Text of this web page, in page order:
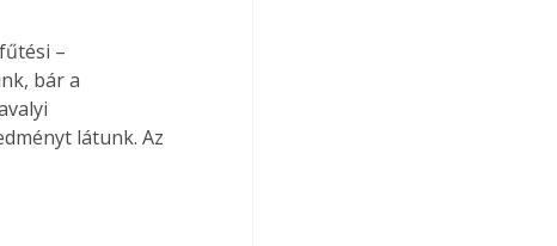
–
bár a
látunk. Az